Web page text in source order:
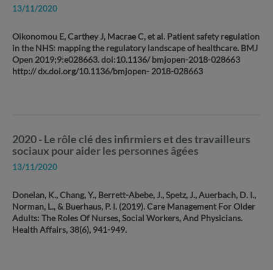
13/11/2020
Oikonomou E, Carthey J, Macrae C, et al. Patient safety regulation
in the NHS: mapping the regulatory landscape of healthcare. BMJ
Open 2019;9:e028663. doi:10.1136/ bmjopen-2018-028663
http:// dx.doi.org/10.1136/bmjopen- 2018-028663
2020 - Le rôle clé des infirmiers et des travailleurs
sociaux pour aider les personnes âgées
13/11/2020
Donelan, K., Chang, Y., Berrett-Abebe, J., Spetz, J., Auerbach, D. I.,
Norman, L., & Buerhaus, P. I. (2019). Care Management For Older
Adults: The Roles Of Nurses, Social Workers, And Physicians.
Health Affairs, 38(6), 941-949.